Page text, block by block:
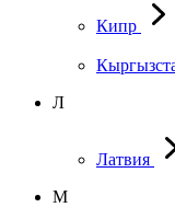
Кипр
Л
Латвия
М